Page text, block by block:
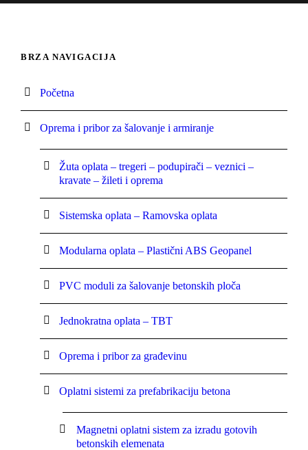
BRZA NAVIGACIJA
Početna
Oprema i pribor za šalovanje i armiranje
Žuta oplata – tregeri – podupirači – veznici –
kravate – žileti i oprema
Sistemska oplata – Ramovska oplata
Modularna oplata – Plastični ABS Geopanel
PVC moduli za šalovanje betonskih ploča
Jednokratna oplata – TBT
Oprema i pribor za građevinu
Oplatni sistemi za prefabrikaciju betona
Magnetni oplatni sistem za izradu gotovih
betonskih elemenata